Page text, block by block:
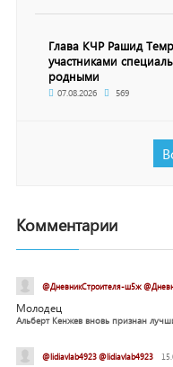
Глава КЧР Рашид
участниками
родными
07.08.2026 569
Комментарии
@ДневникСтроителя-ш5ж
Молодец
Альберт Кенжев вновь признан
@lidiavlab4923 @lidiavlab4923